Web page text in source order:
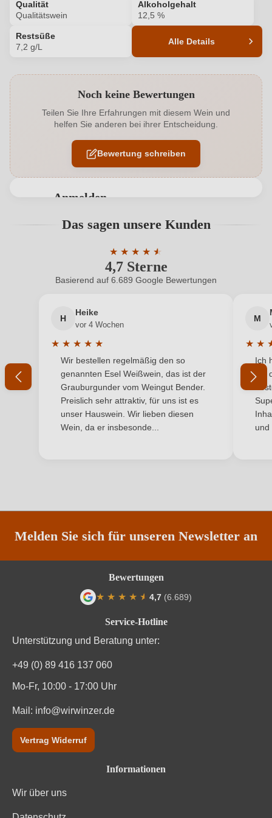
Qualität
Qualitätswein
Alkoholgehalt
12,5 %
Restsüße
7,2 g/L
Alle Details
Alkoholgehalt in % 12,5 %
Allergene Enthält Sulfite
Ausbau Großes Eichenfass
Weingut Dr. Leimbrock, Bergfried 2, 54486
Mülheim, Deutschland
Land Deutschland
Ort Bernkasteler Bratenhöfchen
Antipasti, Käse, Rotes Fleisch
Restzucker in g/L
Säuregehalt in g/L 6,7 g/L
Weinart
Durchschnittliche nährwertangaben
Brennwert
Kohlenhydrate davon Zucker
Noch keine Bewertungen
Teilen Sie Ihre Erfahrungen mit diesem Wein und
helfen Sie anderen bei ihrer Entscheidung.
Bewertung schreiben
Anmelden
Benutzern abgegeben werden. Bitte loggen Sie sich
Neuer Kunde? Neuer Kunde?
Ihre E-Mail-Adresse
Ihr Passwort
Ich habe mein Passwort vergessen
Das sagen unsere Kunden
4,7 Sterne
★ ★ ★ ★ ★
★
Durchschnittliche Bewertung von 4.7
Basierend auf 6.689 Google Bewertungen
H
Heike
vor 4 Wochen
★ ★ ★ ★ ★
Durchschnittliche Bewertung von 5 von 5 Sternen
Wir bestellen regelmäßig den so
genannten Esel Weißwein, das ist der
Grauburgunder vom Weingut Bender.
Preislich sehr attraktiv, für uns ist es
unser Hauswein. Wir lieben diesen
Wein, da er insbesonde...
M
★ ★
Ich
mit
und
Melden Sie sich für unseren Newsletter an
Service-Hotline
Unterstützung und Beratung unter:
+49 (0) 89 416 137 060
Mo-Fr, 10:00 - 17:00 Uhr
Mail: info@wirwinzer.de
Vertrag Widerruf
Informationen
Wir über uns
Bewertungen
★ ★ ★ ★ ★
★ 4,7 (6.689)